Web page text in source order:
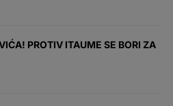
PROTIV ITAUME SE BORI ZA